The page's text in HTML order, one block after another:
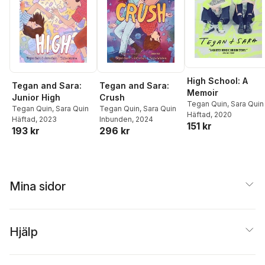
Tegan and Sara:
Junior High
Tegan Quin, Sara Quin
Häftad, 2023
193 kr
Tegan and Sara:
Crush
Tegan Quin, Sara Quin
Inbunden, 2024
296 kr
High School: A
Memoir
Tegan Quin, Sara Quin
Häftad, 2020
151 kr
Mina sidor
Hjälp